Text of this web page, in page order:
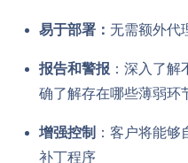
易于部署： 无需额外代
报告和警报 ：深入了
确了解存在哪些薄弱环
增强控制 ：客户将能
补丁程序